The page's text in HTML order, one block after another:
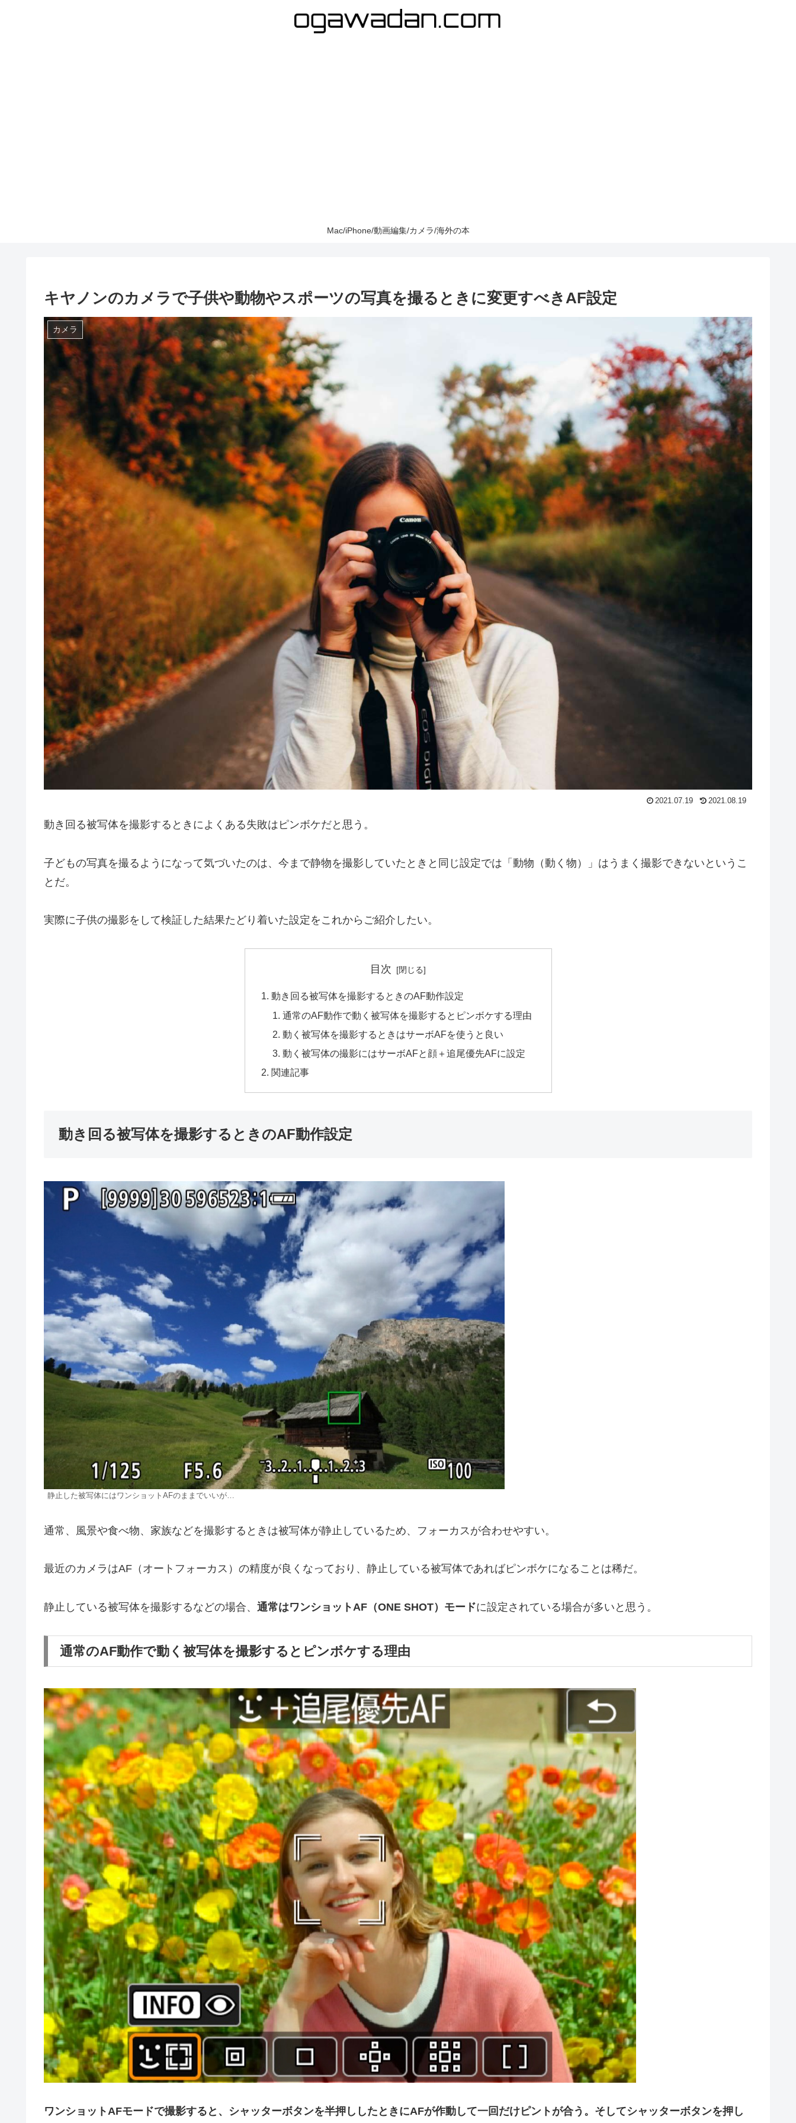
Mac/iPhone/動画編集/カメラ/海外の本
キヤノンのカメラで子供や動物やスポーツの写真を撮るときに変更すべきAF設定
カメラ
2021.07.19 2021.08.19
動き回る被写体を撮影するときによくある失敗はピンボケだと思う。
子どもの写真を撮るようになって気づいたのは、今まで静物を撮影していたときと同じ設定では「動物（動く物）」はうまく撮影できないというこ
とだ。
実際に子供の撮影をして検証した結果たどり着いた設定をこれからご紹介したい。
目次
動き回る被写体を撮影するときのAF動作設定
通常のAF動作で動く被写体を撮影するとピンボケする理由
動く被写体を撮影するときはサーボAFを使うと良い
動く被写体の撮影にはサーボAFと顔＋追尾優先AFに設定
関連記事
動き回る被写体を撮影するときのAF動作設定
静止した被写体にはワンショットAFのままでいいが…
通常、風景や食べ物、家族などを撮影するときは被写体が静止しているため、フォーカスが合わせやすい。
最近のカメラはAF（オートフォーカス）の精度が良くなっており、静止している被写体であればピンボケになることは稀だ。
静止している被写体を撮影するなどの場合、 通常はワンショットAF（ONE SHOT）モードに設定されている場合が多いと思う。
通常のAF動作で動く被写体を撮影するとピンボケする理由
ワンショットAFモードで撮影すると、シャッターボタンを半押ししたときにAFが作動して一回だけピントが合う。そしてシャッターボタンを押し